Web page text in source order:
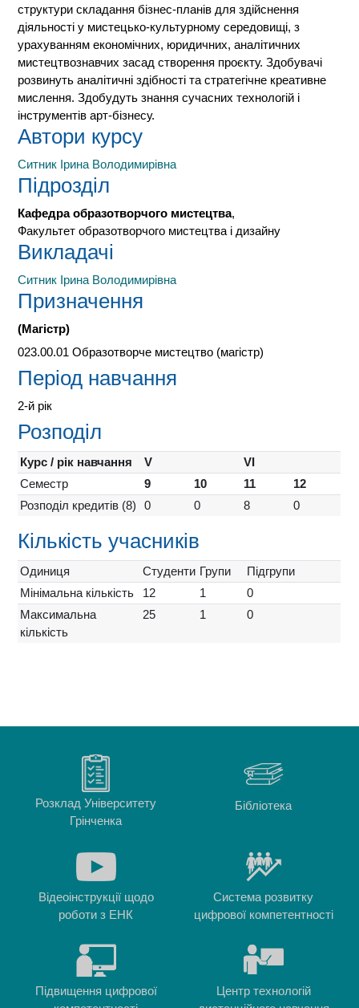
структури складання бізнес-планів для здійснення
діяльності у мистецько-культурному середовищі, з
урахуванням економічних, юридичних, аналітичних
мистецтвознавчих засад створення проєкту. Здобувачі
розвинуть аналітичні здібності та стратегічне креативне
мислення. Здобудуть знання сучасних технологій і
інструментів арт-бізнесу.
Автори курсу
Ситник Ірина Володимирівна
Підрозділ
Кафедра образотворчого мистецтва,
Факультет образотворчого мистецтва і дизайну
Викладачі
Ситник Ірина Володимирівна
Призначення
(Магістр)
023.00.01 Образотворче мистецтво (магістр)
Період навчання
2-й рік
Розподіл
Курс / рік навчання V
VI
Семестр
9 10 11
12
Розподіл кредитів (8)
0 0 8 0
Кількість учасників
Одиниця Студенти Групи
Підгрупи
Мінімальна кількість
12 1
0
Максимальна
кількість
25 1 0
Розклад Університету
Грінченка
Бібліотека
Відеоінструкції щодо
роботи з ЕНК
Система розвитку
цифрової компетентності
Підвищення цифрової
Центр технологій